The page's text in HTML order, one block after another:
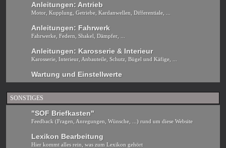
Anleitungen: Antrieb
Motor, Kupplung, Getriebe, Kardanwellen, Differentiale, ...
Anleitungen: Fahrwerk
Fahrwerke, Federn, Shakel, Dämpfer, ...
Anleitungen: Karosserie & Interieur
Karosserie, Interieur, Anbauteile, Schutz, Bügel und Käfige, ...
Wartung und Einstellwerte
SONSTIGES
"SOF Briefkasten"
Feedback (Fragen, Anregungen, Wünsche, ...) rund um diese Website
Lexikon Bearbeitung
Hier kommt alles rein, was zum Lexikon gehört